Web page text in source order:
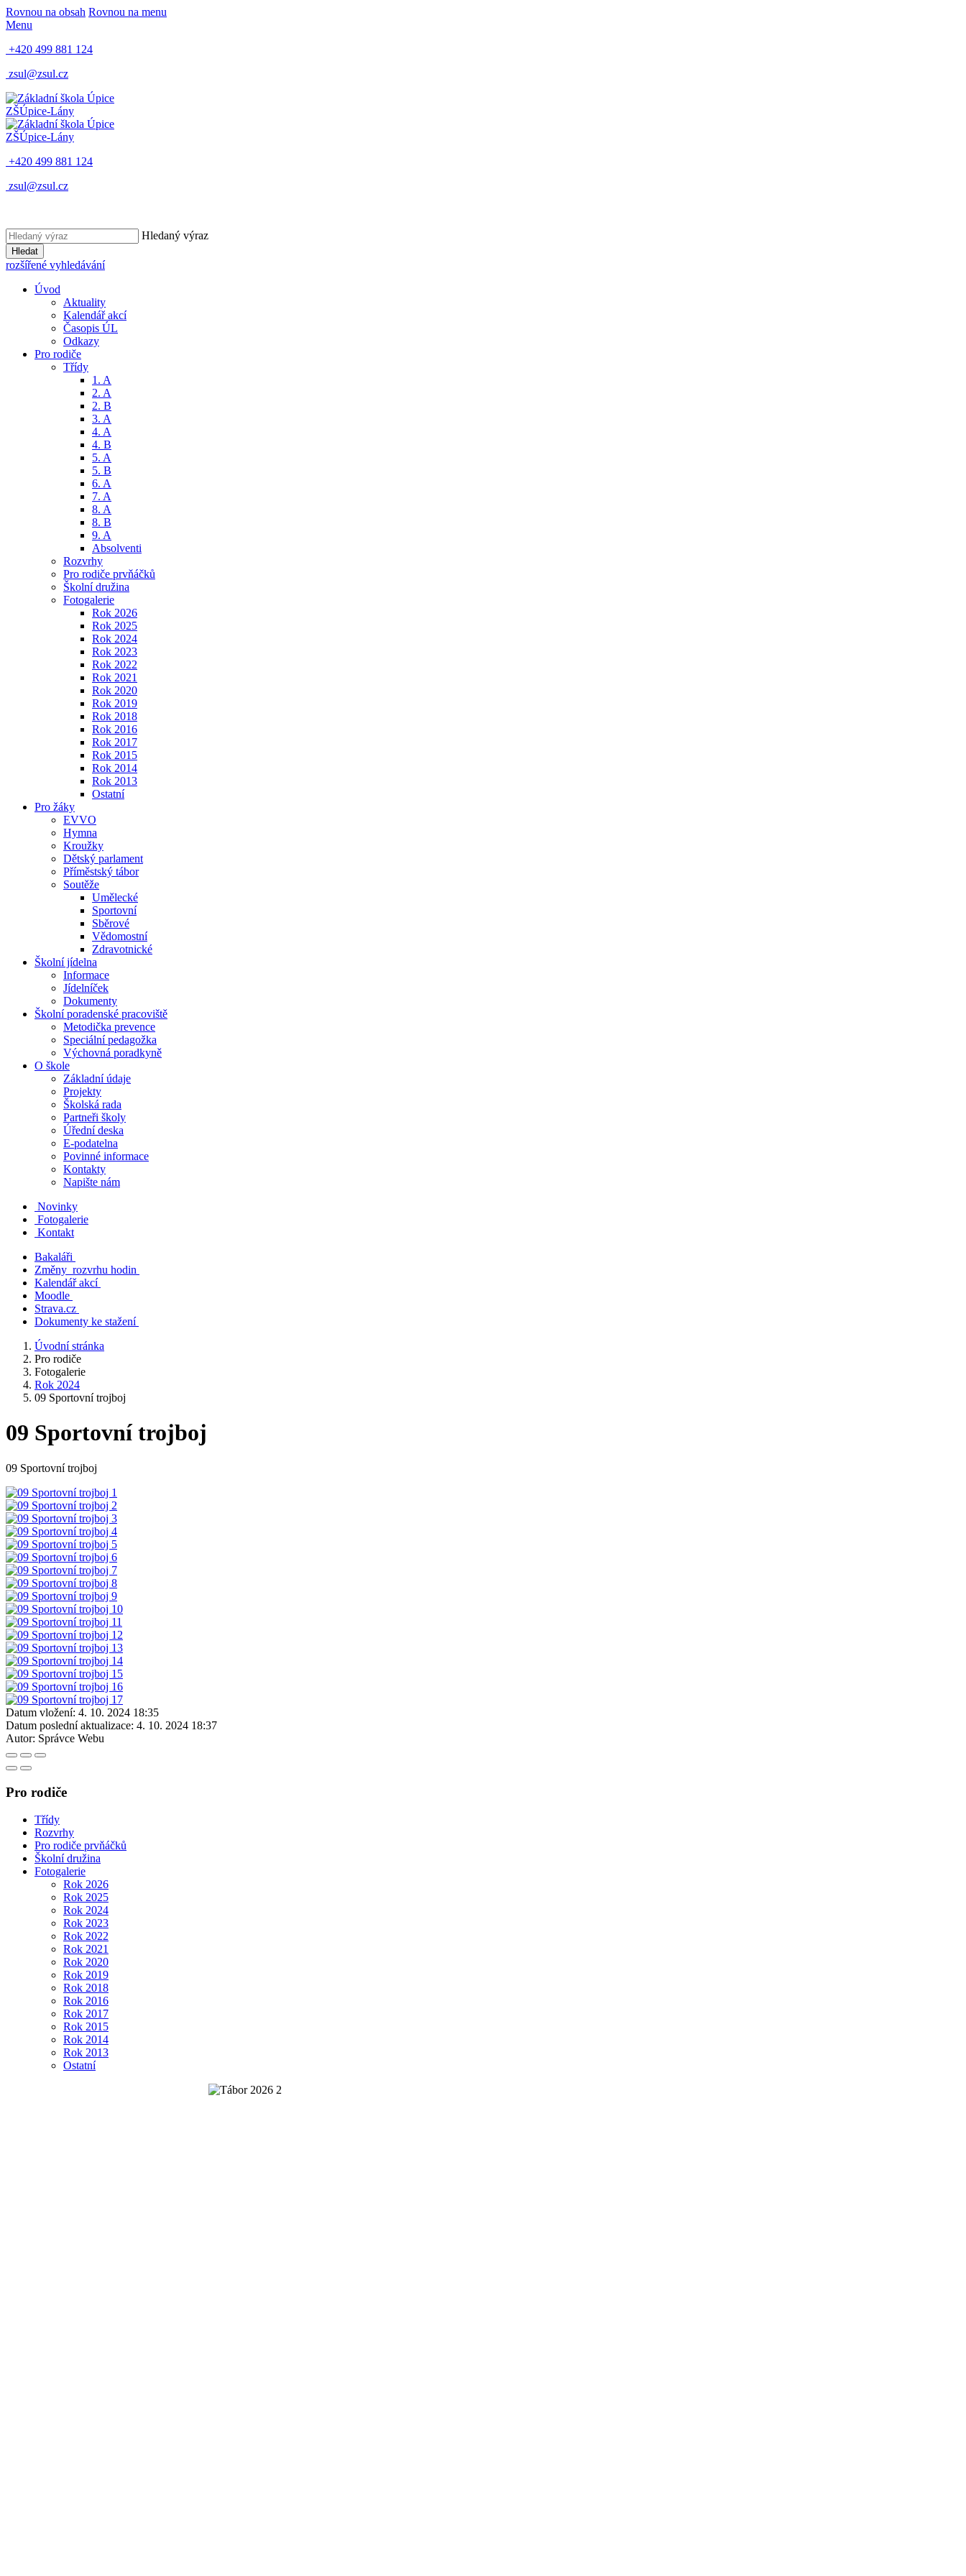
Rovnou na obsah Rovnou na menu
Menu
+420 499 881 124
zsul@zsul.cz
ZŠÚpice-Lány
ZŠÚpice-Lány
+420 499 881 124
zsul@zsul.cz
Hledaný výraz
Hledat
rozšířené vyhledávání
Úvod
Aktuality
Kalendář akcí
Časopis ÚL
Odkazy
Pro rodiče
Třídy
1. A
2. A
2. B
3. A
4. A
4. B
5. A
5. B
6. A
7. A
8. A
8. B
9. A
Absolventi
Rozvrhy
Pro rodiče prvňáčků
Školní družina
Fotogalerie
Rok 2026
Rok 2025
Rok 2024
Rok 2023
Rok 2022
Rok 2021
Rok 2020
Rok 2019
Rok 2018
Rok 2016
Rok 2017
Rok 2015
Rok 2014
Rok 2013
Ostatní
Pro žáky
EVVO
Hymna
Kroužky
Dětský parlament
Příměstský tábor
Soutěže
Umělecké
Sportovní
Sběrové
Vědomostní
Zdravotnické
Školní jídelna
Informace
Jídelníček
Dokumenty
Školní poradenské pracoviště
Metodička prevence
Speciální pedagožka
Výchovná poradkyně
O škole
Základní údaje
Projekty
Školská rada
Partneři školy
Úřední deska
E-podatelna
Povinné informace
Kontakty
Napište nám
Novinky
Fotogalerie
Kontakt
Bakaláři
Změny rozvrhu hodin
Kalendář akcí
Moodle
Strava.cz
Dokumenty ke stažení
Úvodní stránka
Pro rodiče
Fotogalerie
Rok 2024
09 Sportovní trojboj
09 Sportovní trojboj
09 Sportovní trojboj
Datum vložení: 4. 10. 2024 18:35
Datum poslední aktualizace: 4. 10. 2024 18:37
Autor: Správce Webu
Pro rodiče
Třídy
Rozvrhy
Pro rodiče prvňáčků
Školní družina
Fotogalerie
Rok 2026
Rok 2025
Rok 2024
Rok 2023
Rok 2022
Rok 2021
Rok 2020
Rok 2019
Rok 2018
Rok 2016
Rok 2017
Rok 2015
Rok 2014
Rok 2013
Ostatní